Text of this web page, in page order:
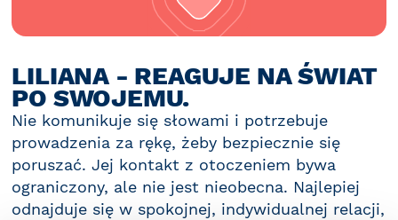
LILIANA - REAGUJE NA ŚWIAT
PO SWOJEMU.
Nie komunikuje się słowami i potrzebuje
prowadzenia za rękę, żeby bezpiecznie się
poruszać. Jej kontakt z otoczeniem bywa
ograniczony, ale nie jest nieobecna. Najlepiej
odnajduje się w spokojnej, indywidualnej relacji,